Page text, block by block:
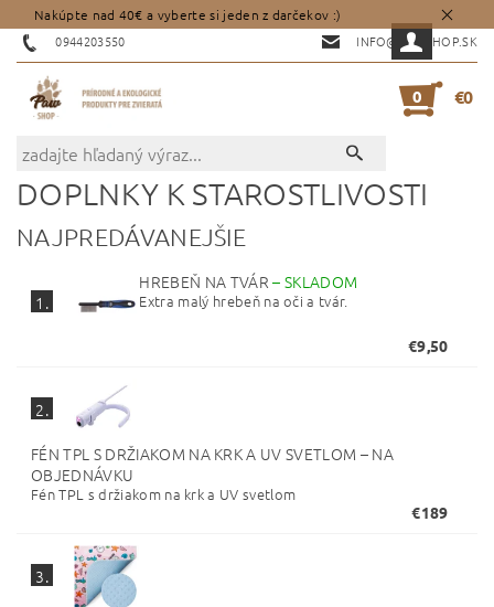
Nakúpte nad 40€ a vyberte si jeden z darčekov :)
0944203550
INFO@PAWSHOP.SK
0 €0
DOPLNKY K STAROSTLIVOSTI
NAJPREDÁVANEJŠIE
1.
HREBEŇ NA TVÁR– SKLADOM
Extra malý hrebeň na oči a tvár.
€9,50
2.
FÉN TPL S DRŽIAKOM NA KRK A UV SVETLOM – NA
OBJEDNÁVKU
Fén TPL s držiakom na krk a UV svetlom
€189
3.